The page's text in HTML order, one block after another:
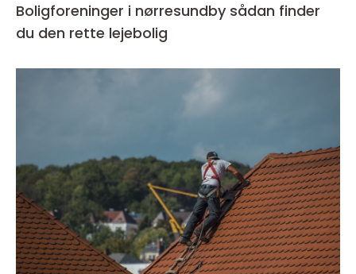
Boligforeninger i nørresundby sådan finder
du den rette lejebolig